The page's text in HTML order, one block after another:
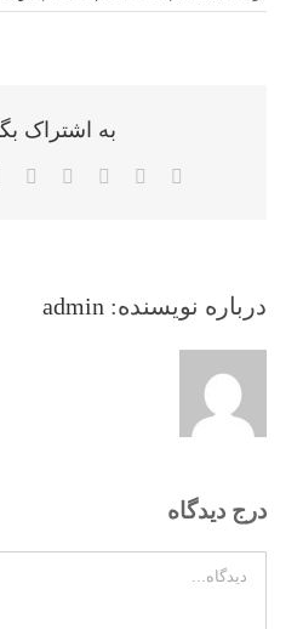
به اشتراک
Facebook
Twitter
Reddit
درباره نویسنده: admin
درج دیدگاه
دیدگاه